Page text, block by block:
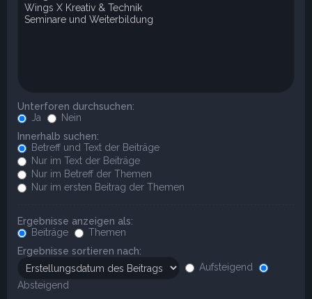
Unterforen durchsuchen:
Ja
Nein
Innerhalb suchen:
Betreff und Text der Beiträge
Nur im Text der Beiträge
Nur im Betreff der Themen
Nur im ersten Beitrag der Themen
Ergebnisse anzeigen als:
Beiträge
Themen
Ergebnisse sortieren nach:
Aufsteigend
Absteigend